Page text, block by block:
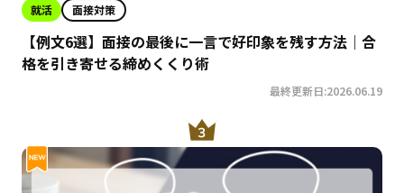
就活 面接対策
【例文6選】面接の最後に一言で好印象を残す方法｜合
格を引き寄せる締めくくり術
最終更新日:2026.06.19